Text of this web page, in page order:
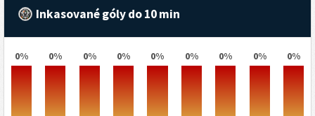
Inkasované góly do 10 min
0% 0% 0% 0% 0% 0% 0% 0% 0%